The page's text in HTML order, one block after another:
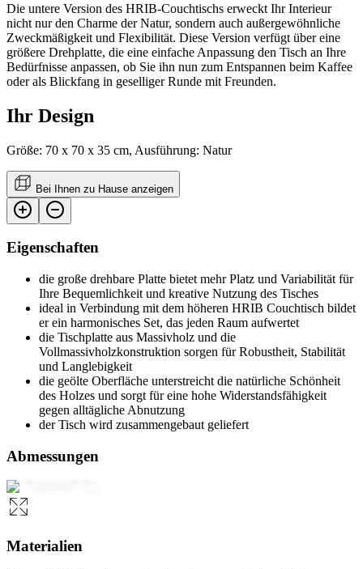
Die untere Version des HRIB-Couchtischs erweckt Ihr Interieur
nicht nur den Charme der Natur, sondern auch außergewöhnliche
Zweckmäßigkeit und Flexibilität. Diese Version verfügt über eine
größere Drehplatte, die eine einfache Anpassung den Tisch an Ihre
Bedürfnisse anpassen, ob Sie ihn nun zum Entspannen beim Kaffee
oder als Blickfang in geselliger Runde mit Freunden.
Ihr Design
Größe: 70 x 70 x 35 cm, Ausführung: Natur
Bei Ihnen zu Hause anzeigen
Eigenschaften
die große drehbare Platte bietet mehr Platz und Variabilität für
Ihre Bequemlichkeit und kreative Nutzung des Tisches
ideal in Verbindung mit dem höheren HRIB Couchtisch bildet
er ein harmonisches Set, das jeden Raum aufwertet
die Tischplatte aus Massivholz und die
Vollmassivholzkonstruktion sorgen für Robustheit, Stabilität
und Langlebigkeit
die geölte Oberfläche unterstreicht die natürliche Schönheit
des Holzes und sorgt für eine hohe Widerstandsfähigkeit
gegen alltägliche Abnutzung
der Tisch wird zusammengebaut geliefert
Abmessungen
Materialien